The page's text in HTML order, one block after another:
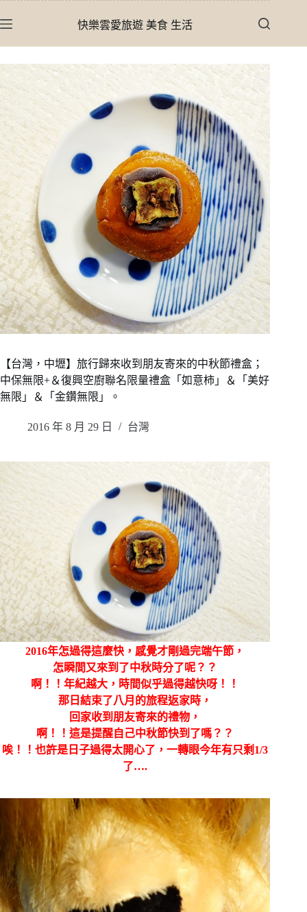
至
容
快樂雲愛旅遊 美食 生活
【台灣，中壢】旅行歸來收到朋友寄來的中秋節禮盒；
中保無限+＆復興空廚聯名限量禮盒「如意柿」＆「美好
無限」＆「金鑽無限」。
2016 年 8 月 29 日 台灣
2016年怎過得這麼快，感覺才剛過完端午節，
怎瞬間又來到了中秋時分了呢？？
啊！！年紀越大，時間似乎過得越快呀！！
那日結束了八月的旅程返家時，
回家收到朋友寄來的禮物，
啊！！這是提醒自己中秋節快到了嗎？？
唉！！也許是日子過得太開心了，一轉眼今年有只剩1/3
了….